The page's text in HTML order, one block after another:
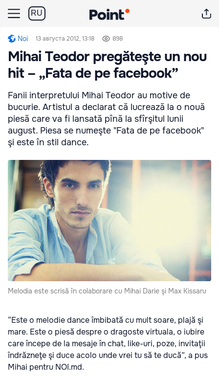
RU
Noi 13 августа 2012, 13:18 898
Mihai Teodor pregăteşte un nou
hit – „Fata de pe facebook”
Fanii interpretului Mihai Teodor au motive de
bucurie. Artistul a declarat că lucrează la o nouă
piesă care va fi lansată pînă la sfîrşitul lunii
august. Piesa se numeşte "Fata de pe facebook"
şi este în stil dance.
Melodia este scrisă în colaborare cu Mihai Darie şi Max Kissaru
“Este o melodie dance îmbibată cu mult soare, plajă şi
mare. Este o piesă despre o dragoste virtuala, o iubire
care începe de la mesaje în chat, like-uri, poze, invitaţii
îndrăzneţe şi duce acolo unde vrei tu să te ducă”, a pus
Mihai pentru NOI.md.